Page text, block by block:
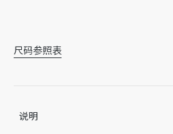
尺码参照表
说明